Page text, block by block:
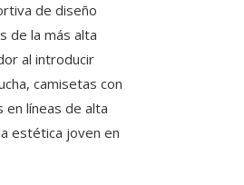
de diseño
de la más alta
al introducir
camisetas con
en líneas de alta
estética joven en